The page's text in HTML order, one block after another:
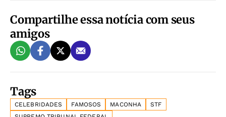
Compartilhe essa notícia com seus
amigos
Tags
CELEBRIDADES FAMOSOS MACONHA
STF